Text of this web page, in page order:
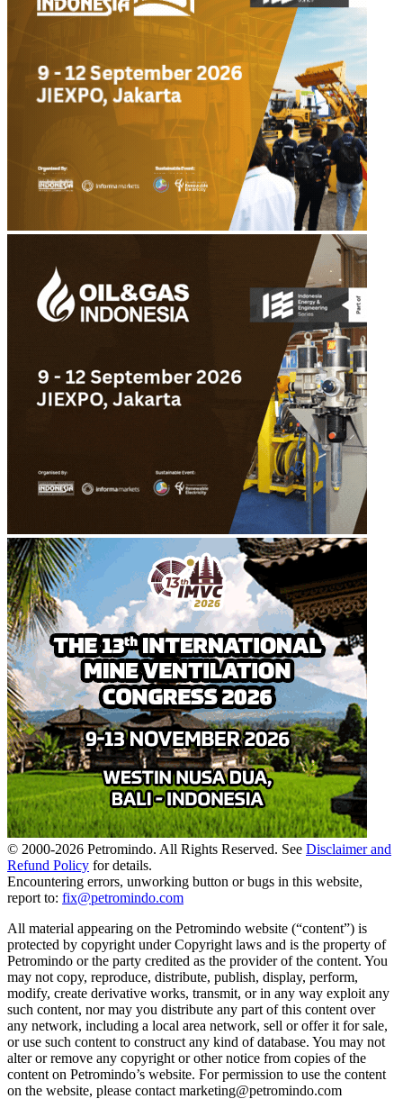
© 2000-2026 Petromindo. All Rights Reserved. See Disclaimer and
Refund Policy for details.
Encountering errors, unworking button or bugs in this website,
report to: fix@petromindo.com
All material appearing on the Petromindo website (“content”) is
protected by copyright under Copyright laws and is the property of
Petromindo or the party credited as the provider of the content. You
may not copy, reproduce, distribute, publish, display, perform,
modify, create derivative works, transmit, or in any way exploit any
such content, nor may you distribute any part of this content over
any network, including a local area network, sell or offer it for sale,
or use such content to construct any kind of database. You may not
alter or remove any copyright or other notice from copies of the
content on Petromindo’s website. For permission to use the content
on the website, please contact marketing@petromindo.com